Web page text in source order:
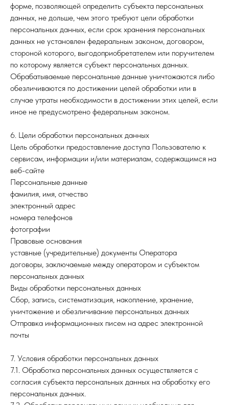
форме, позволяющей определить субъекта персональных
данных, не дольше, чем этого требуют цели обработки
персональных данных, если срок хранения персональных
данных не установлен федеральным законом, договором,
стороной которого, выгодоприобретателем или поручителем
по которому является субъект персональных данных.
Обрабатываемые персональные данные уничтожаются либо
обезличиваются по достижении целей обработки или в
случае утраты необходимости в достижении этих целей, если
иное не предусмотрено федеральным законом.
6. Цели обработки персональных данных
Цель обработки предоставление доступа Пользователю к
сервисам, информации и/или материалам, содержащимся на
веб-сайте
Персональные данные
фамилия, имя, отчество
электронный адрес
номера телефонов
фотографии
Правовые основания
уставные (учредительные) документы Оператора
договоры, заключаемые между оператором и субъектом
персональных данных
Виды обработки персональных данных
Сбор, запись, систематизация, накопление, хранение,
уничтожение и обезличивание персональных данных
Отправка информационных писем на адрес электронной
почты
7. Условия обработки персональных данных
7.1. Обработка персональных данных осуществляется с
согласия субъекта персональных данных на обработку его
персональных данных.